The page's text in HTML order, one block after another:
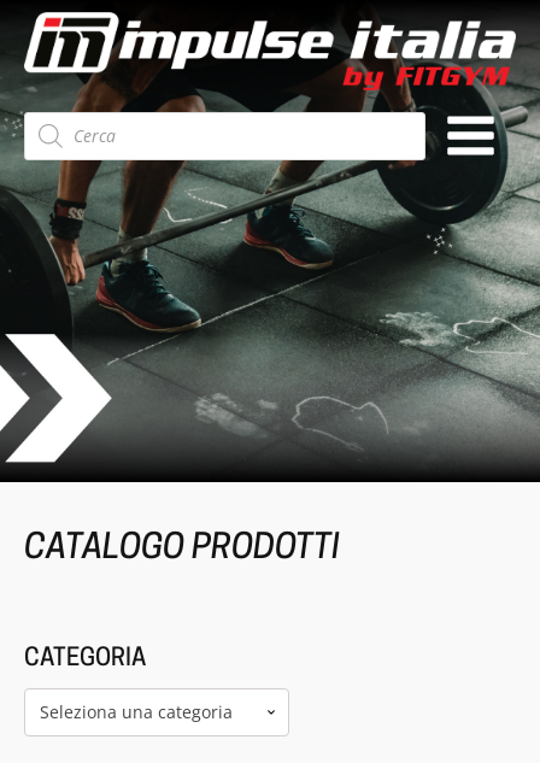
Ricerca
prodotti
CATALOGO PRODOTTI
CATEGORIA
Seleziona una categoria